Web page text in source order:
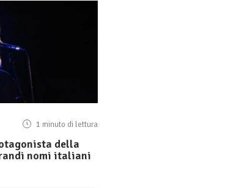
1 minuto di lettura
della
nomi italiani